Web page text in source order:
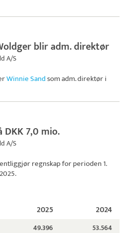
blir adm. direktør
A/S
Winnie Sandsom adm. direktør i
7,0 mio.
A/S
regnskap for perioden 1.
2025 2024
49.396 53.564